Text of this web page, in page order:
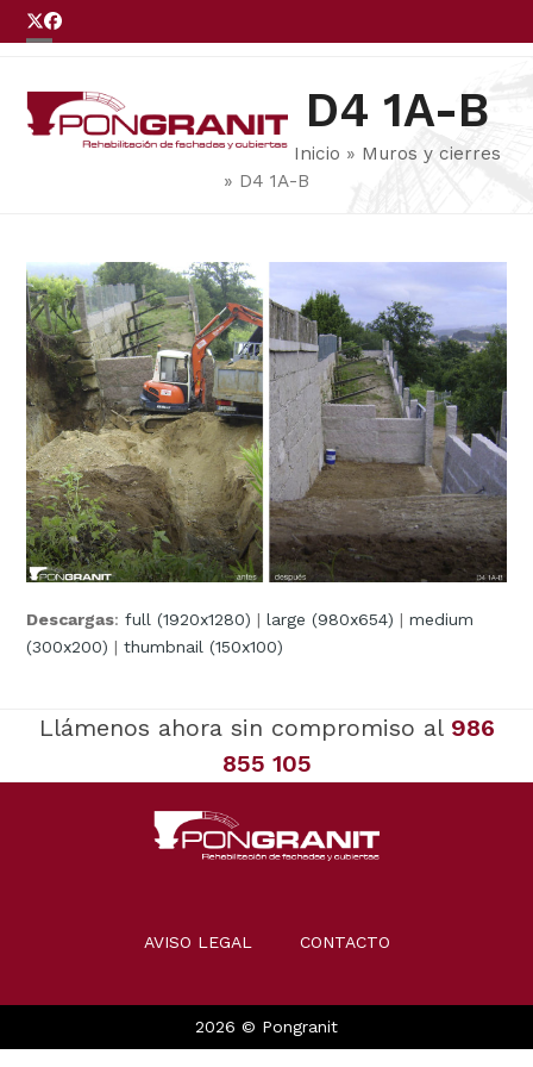
Skip
to
Twitter
Facebook
mobile
menu
mobile
menu
D4 1A-B
Inicio » Muros y cierres
» D4 1A-B
Descargas:full (1920x1280) |large (980x654) |medium
(300x200) |thumbnail (150x100)
Llámenos ahora sin compromiso al 986
855 105
AVISO LEGAL CONTACTO
2026 © Pongranit